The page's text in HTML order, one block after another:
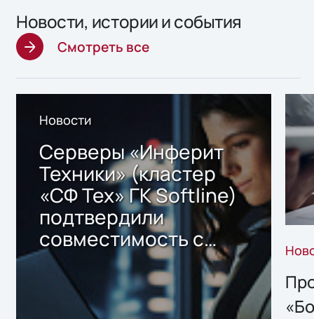
Новости, истории и события
Смотреть все
Новости
Серверы «Инферит
Техники» (кластер
«СФ Тех» ГК Softline)
подтвердили
совместимость с
решением Sharx
Storage 2.x для
хранения данных